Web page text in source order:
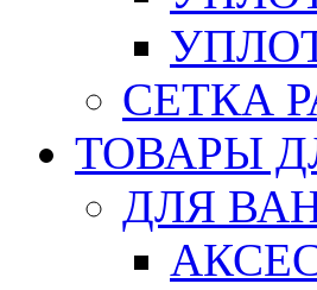
СЕТКА
ТОВАРЫ
ДЛЯ